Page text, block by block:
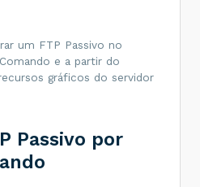
um FTP Passivo no
e a partir do
gráficos do servidor
Passivo por